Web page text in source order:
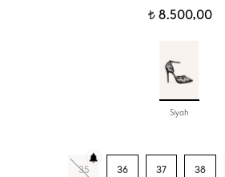
t8.500,00
Siyah
35 36 37 38